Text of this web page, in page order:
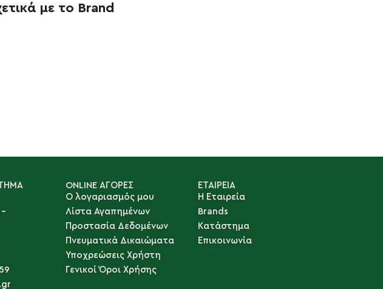
με το Brand
-
ONLINE ΑΓΟΡΕΣ
Ο λογαριασμός μου
Λίστα Αγαπημένων
Προστασία Δεδομένων
Πνευματικά Δικαιώματα
Υποχρεώσεις Χρήστη
Γενικοί Όροι Χρήσης
ΕΤΑΙΡΕΙΑ
Η Εταιρεία
Brands
Κατάστημα
Επικοινωνία